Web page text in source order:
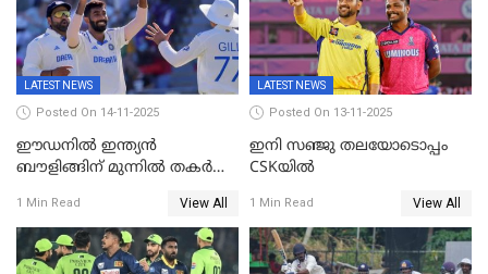
LATEST NEWS
Posted On 14-11-2025
ഈഡനിൽ ഇന്ത്യൻ
ബൗളിങ്ങിന് മുന്നിൽ തകർന്ന്
പുറത്ത്; ബുമ്രയ്ക്ക് അഞ്ച്
വിക്കറ്റ്
1 Min Read View All
LATEST NEWS
Posted On 13-11-2025
ഇനി സഞ്ജു തലയോടൊപ്പം
CSKയിൽ
1 Min Read View All